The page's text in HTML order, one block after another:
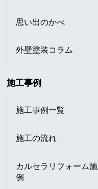
思い出のかべ
外壁塗装コラム
施工事例
施工事例一覧
施工の流れ
カルセラリフォーム
例